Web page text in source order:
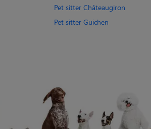
Pet sitter Châteaugiron
Pet sitter Guichen